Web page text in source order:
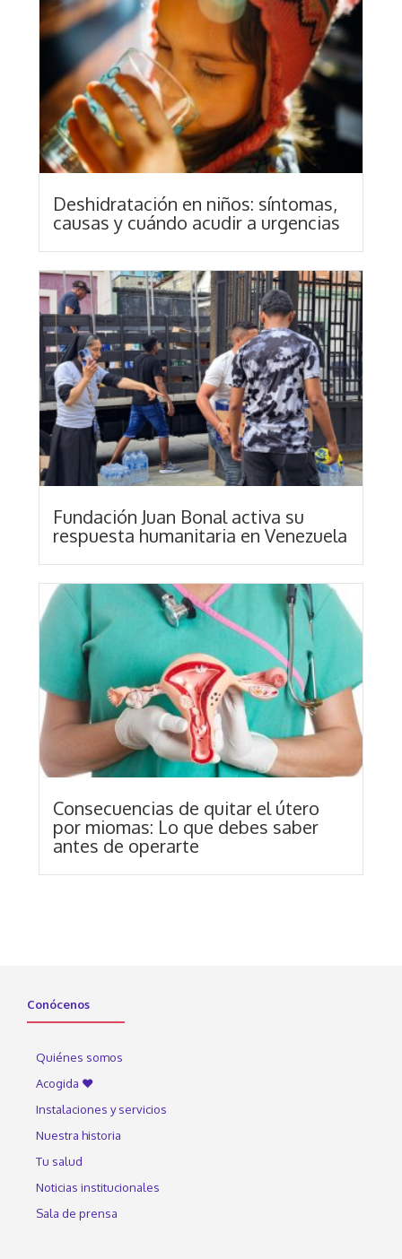
Deshidratación en niños: síntomas,
causas y cuándo acudir a urgencias
Fundación Juan Bonal activa su
respuesta humanitaria en Venezuela
Consecuencias de quitar el útero
por miomas: Lo que debes saber
antes de operarte
Conócenos
Quiénes somos
Acogida ♥
Instalaciones y servicios
Nuestra historia
Tu salud
Noticias institucionales
Sala de prensa